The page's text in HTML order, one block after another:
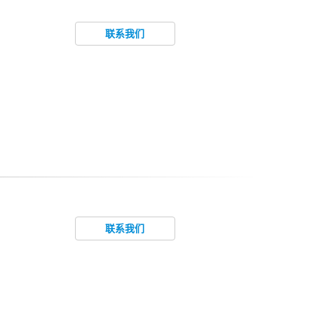
联系我们
联系我们